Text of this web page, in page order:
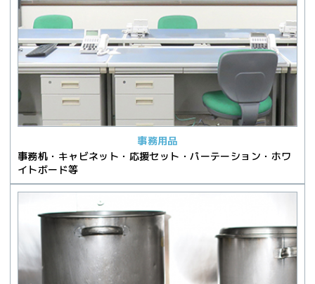
事務用品
事務机・キャビネット・応援セット・パーテーション・ホワ
イトボード等